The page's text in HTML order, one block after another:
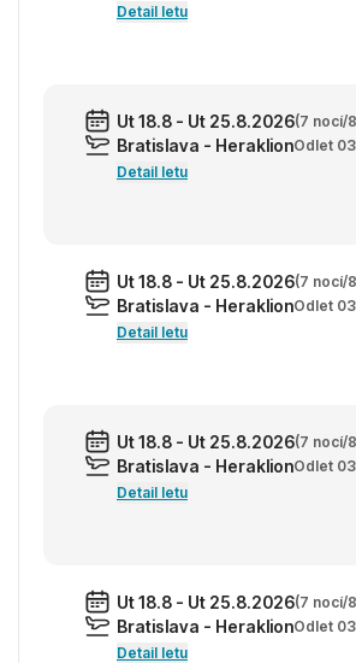
Detail letu
Ut 18.8 - Ut 25.8.2026(7 nocí/
Bratislava - HeraklionOdlet
Detail letu
Ut 18.8 - Ut 25.8.2026(7 nocí/
Bratislava - HeraklionOdlet
Detail letu
Ut 18.8 - Ut 25.8.2026(7 nocí/
Bratislava - HeraklionOdlet
Detail letu
Ut 18.8 - Ut 25.8.2026(7 nocí/
Bratislava - HeraklionOdlet
Detail letu